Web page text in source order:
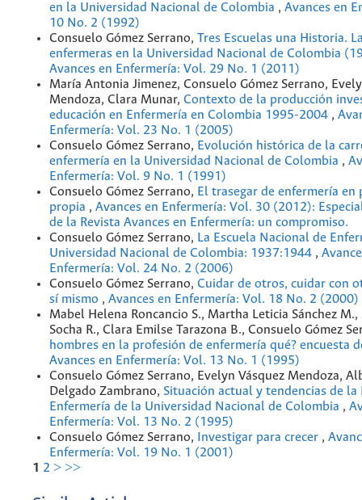
en la Universidad Nacional de Colombia , Avances en
10 No. 2 (1992)
Consuelo Gómez Serrano, Tres Escuelas una Historia.
enfermeras en la Universidad Nacional de Colombia
Avances en Enfermería: Vol. 29 No. 1 (2011)
María Antonia Jimenez, Consuelo Gómez Serrano,
Mendoza, Clara Munar, Contexto de la producción
educación en Enfermería en Colombia 1995-2004 ,
Enfermería: Vol. 23 No. 1 (2005)
Consuelo Gómez Serrano, Evolución histórica de la
enfermería en la Universidad Nacional de Colombia ,
Enfermería: Vol. 9 No. 1 (1991)
Consuelo Gómez Serrano, El trasegar de enfermería en
propia , Avances en Enfermería: Vol. 30 (2012):
de la Revista Avances en Enfermería: un compromiso.
Consuelo Gómez Serrano, La Escuela Nacional de
Universidad Nacional de Colombia: 1937:1944 ,
Enfermería: Vol. 24 No. 2 (2006)
Consuelo Gómez Serrano, Cuidar de otros, cuidar con
sí mismo , Avances en Enfermería: Vol. 18 No. 2 (2000)
Mabel Helena Roncancio S., Martha Leticia Sánchez
Socha R., Clara Emilse Tarazona B., Consuelo Gómez
hombres en la profesión de enfermería qué? encuesta
Avances en Enfermería: Vol. 13 No. 1 (1995)
Consuelo Gómez Serrano, Evelyn Vásquez Mendoza,
Delgado Zambrano, Situación actual y tendencias de la
Enfermería de la Universidad Nacional de Colombia ,
Enfermería: Vol. 13 No. 2 (1995)
Consuelo Gómez Serrano,
Investigar para crecer ,
Enfermería: Vol. 19 No. 1 (2001)
1 2 > >>